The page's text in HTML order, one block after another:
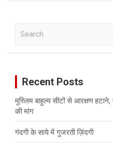
Recent Posts
मुस्लिम बाहुल्य सीटों से आरक्षण
की मांग
गंदगी के साये में गुजरती ज़िंदगी